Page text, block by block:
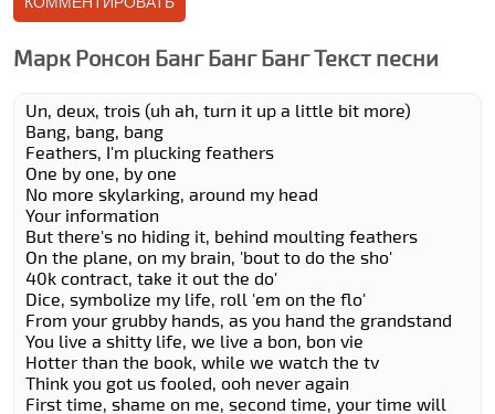
Марк Ронсон Банг Банг Банг Текст песни
Un, deux, trois (uh ah, turn it up a little bit more)
Bang, bang, bang
Feathers, I'm plucking feathers
One by one, by one
No more skylarking, around my head
Your information
But there's no hiding it, behind moulting feathers
On the plane, on my brain, 'bout to do the sho'
40k contract, take it out the do'
Dice, symbolize my life, roll 'em on the flo'
From your grubby hands, as you hand the grandstand
You live a shitty life, we live a bon, bon vie
Hotter than the book, while we watch the tv
Think you got us fooled, ooh never again
First time, shame on me, second time, your time will